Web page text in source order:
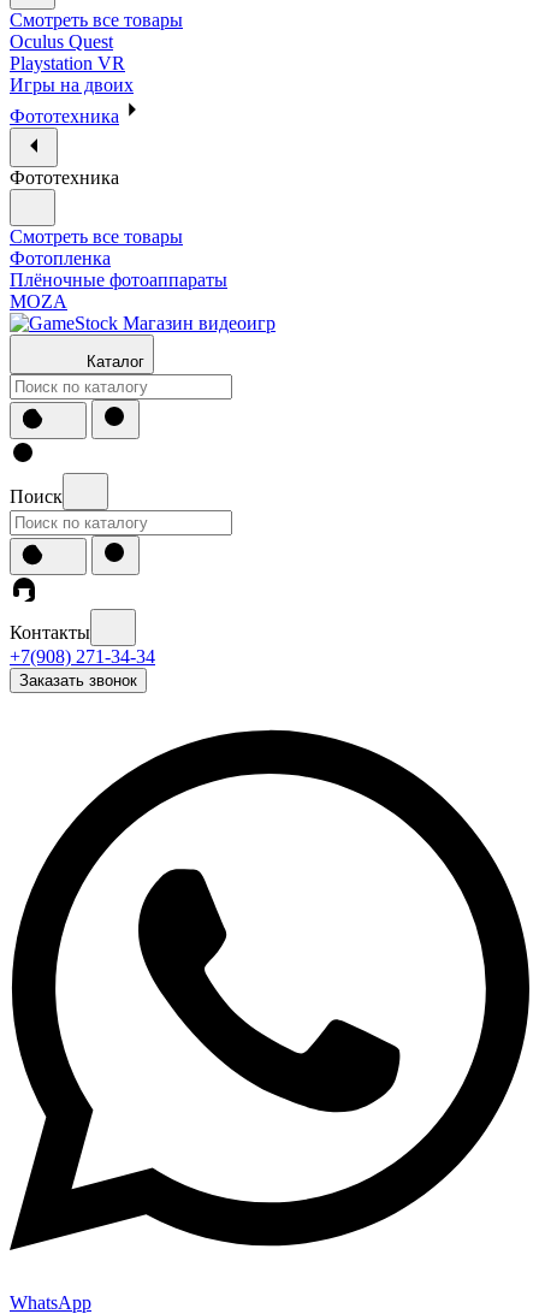
Смотреть все товары
Oculus Quest
Playstation VR
Игры на двоих
Фототехника
Фототехника
Смотреть все товары
Фотопленка
Плёночные фотоаппараты
MOZA
Каталог
Поиск
Контакты
+7(908) 271-34-34
Заказать звонок
WhatsApp